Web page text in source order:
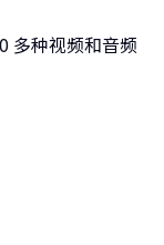
多种视频和音频